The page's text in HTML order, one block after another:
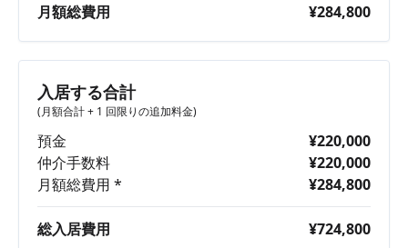
月額総費用 ¥284,800
入居する合計
(月額合計 + 1 回限りの追加料金)
預金
¥220,000
仲介手数料
¥220,000
月額総費用 *
¥284,800
総入居費用 ¥724,800